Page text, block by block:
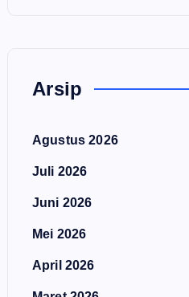
Arsip
Agustus 2026
Juli 2026
Juni 2026
Mei 2026
April 2026